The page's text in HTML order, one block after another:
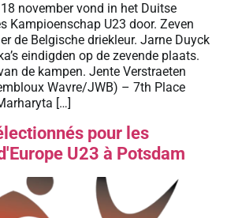
november vond in het Duitse
Kampioenschap U23 door. Zeven
de Belgische driekleur. Jarne Duyck
eindigden op de zevende plaats.
de kampen. Jente Verstraeten
Wavre/JWB) – 7th Place
[…]
pour les
U23 à Potsdam